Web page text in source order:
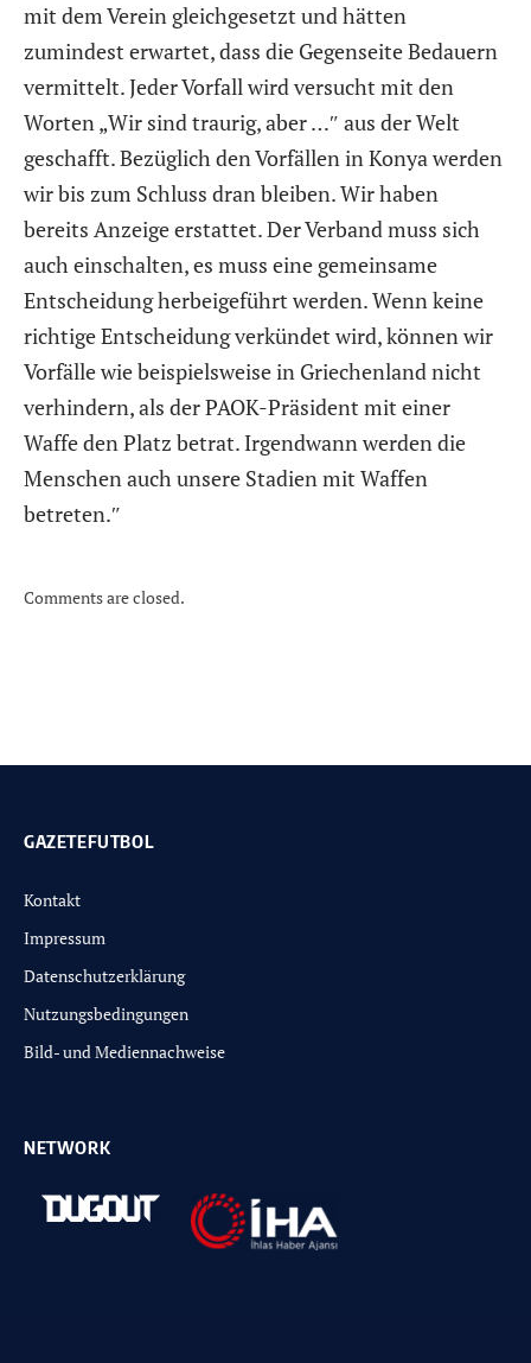
mit dem Verein gleichgesetzt und hätten
zumindest erwartet, dass die Gegenseite Bedauern
vermittelt. Jeder Vorfall wird versucht mit den
Worten „Wir sind traurig, aber …″ aus der Welt
geschafft. Bezüglich den Vorfällen in Konya werden
wir bis zum Schluss dran bleiben. Wir haben
bereits Anzeige erstattet. Der Verband muss sich
auch einschalten, es muss eine gemeinsame
Entscheidung herbeigeführt werden. Wenn keine
richtige Entscheidung verkündet wird, können wir
Vorfälle wie beispielsweise in Griechenland nicht
verhindern, als der PAOK-Präsident mit einer
Waffe den Platz betrat. Irgendwann werden die
Menschen auch unsere Stadien mit Waffen
betreten.″
Comments are closed.
GAZETEFUTBOL
Kontakt
Impressum
Datenschutzerklärung
Nutzungsbedingungen
Bild- und Mediennachweise
NETWORK